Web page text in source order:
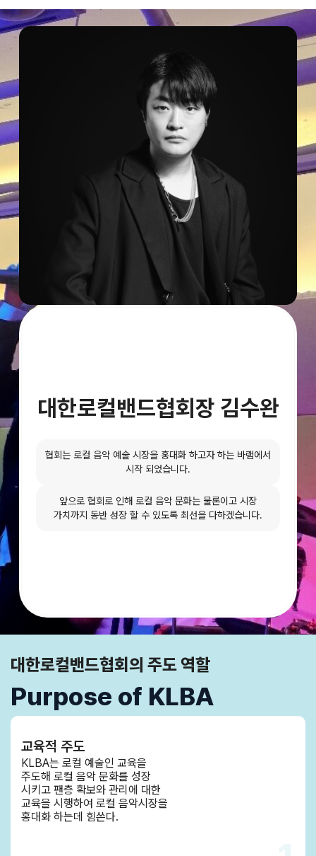
대한로컬밴드협회장 김수완
협회는 로컬 음악 예술 시장을 홍대화 하고자 하는 바램에서
시작 되었습니다.
앞으로 협회로 인해 로컬 음악 문화는 물론이고 시장
가치까지 동반 성장 할 수 있도록 최선을 다하겠습니다.
대한로컬밴드협회의 주도 역할
Purpose of KLBA
교육적 주도
KLBA는 로컬 예술인 교육을
주도해 로컬 음악 문화를 성장
시키고 팬층 확보와 관리에 대한
교육을 시행하여 로컬 음악시장을
홍대화 하는데 힘쓴다.